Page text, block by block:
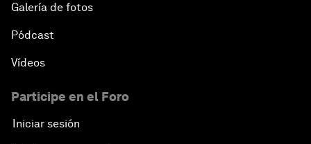
Galería de fotos
Pódcast
Vídeos
Participe en el Foro
Iniciar sesión